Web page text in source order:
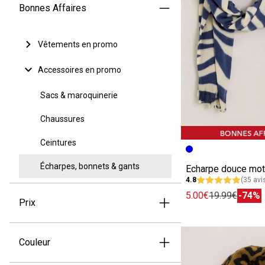
Bonnes Affaires
Vêtements en promo
Accessoires en promo
Sacs & maroquinerie
Chaussures
Ceintures
Écharpes, bonnets & gants
Prix
Couleur
Image précédente
Image suivante
4.8 (35
5.00€19.99€-74%